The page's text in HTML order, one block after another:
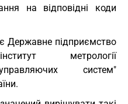
на відповідні коди
Державне підприємство
метрології
систем"